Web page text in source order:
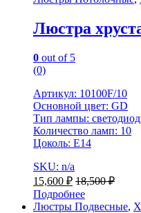
Люстра
0 out of 5
(0)
Артикул: 10100F/10
Основной цвет: GD
Тип лампы:
Количество ламп: 10
Цоколь: Е14
SKU: n/a
15,600 ₽ 18,500₽
Подробнее
Люстры Подвесные,